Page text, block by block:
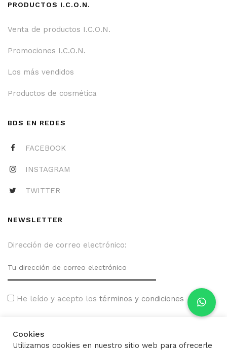
PRODUCTOS I.C.O.N.
Venta de productos I.C.O.N.
Promociones I.C.O.N.
Los más vendidos
Productos de cosmética
BDS EN REDES
FACEBOOK
INSTAGRAM
TWITTER
NEWSLETTER
Dirección de correo electrónico:
He leído y acepto los términos y condiciones
Cookies
Utilizamos cookies en nuestro sitio web para ofrecerle